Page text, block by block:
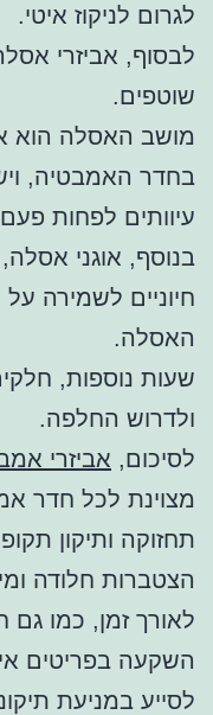
לגרום לניקוז איטי.
לבסוף, אביזרי
שוטפים.
מושב האסלה הוא
בחדר האמבטיה,
עיוותים לפחות
בנוסף, אוגני
חיוניים לשמירה
האסלה.
שעות נוספות,
ולדרוש החלפה.
לסיכום, אביזרי
מצוינת לכל חדר
תחזוקה ותיקון
הצטברות חלודה
לאורך זמן, כמו גם
השקעה בפריטים
לסייע במניעת